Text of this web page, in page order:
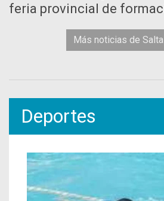
feria provincial de
Más noticias de
Deportes